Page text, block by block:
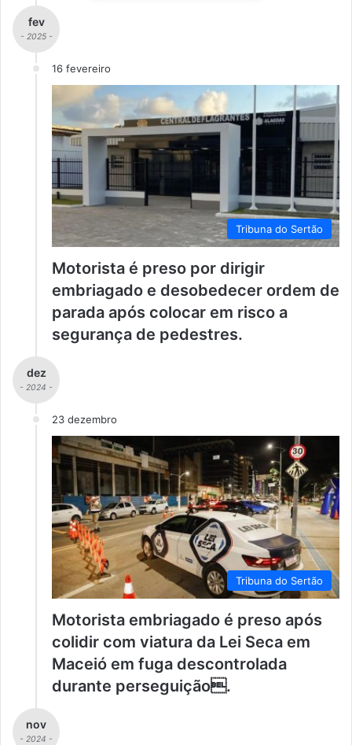
fev
- 2025 -
16 fevereiro
Tribuna do Sertão
Motorista é preso por dirigir
embriagado e desobedecer ordem de
parada após colocar em risco a
segurança de pedestres.
dez
- 2024 -
23 dezembro
Tribuna do Sertão
Motorista embriagado é preso após
colidir com viatura da Lei Seca em
Maceió em fuga descontrolada
durante perseguição.
nov
- 2024 -